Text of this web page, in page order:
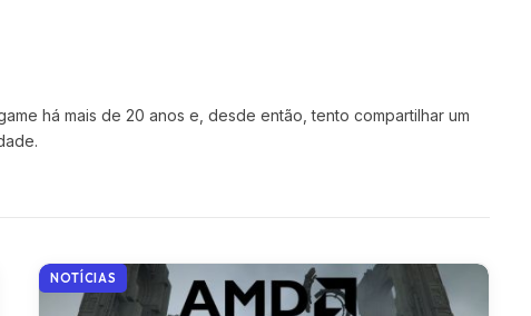
há mais de 20 anos e, desde então, tento compartilhar um
NOTÍCIAS